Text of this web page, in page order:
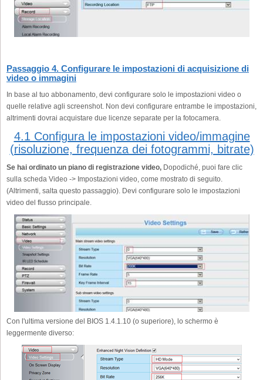
Passaggio 4. Configurare le impostazioni di acquisizione di
video o immagini
In base al tuo abbonamento, devi configurare solo le impostazioni video o
quelle relative agli screenshot. Non devi configurare entrambe le impostazioni,
altrimenti dovrai acquistare due licenze separate per la fotocamera.
4.1 Configura le impostazioni video/immagine
(risoluzione, frequenza dei fotogrammi, bitrate)
Se hai ordinato un piano di registrazione video, Dopodiché, puoi fare clic
sulla scheda Video -> Impostazioni video, come mostrato di seguito.
(Altrimenti, salta questo passaggio). Devi configurare solo le impostazioni
video del flusso principale.
Con l'ultima versione del BIOS 1.4.1.10 (o superiore), lo schermo è
leggermente diverso: